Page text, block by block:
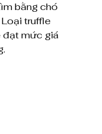
bằng chó
truffle
đạt mức giá